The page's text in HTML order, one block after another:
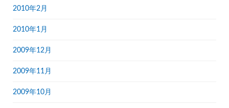
2010年2月
2010年1月
2009年12月
2009年11月
2009年10月